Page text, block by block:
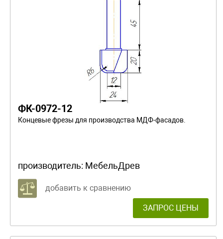
ФК-0972-12
Концевые фрезы для производства МДФ-фасадов.
производитель: МебельДрев
добавить к сравнению
ЗАПРОС ЦЕНЫ